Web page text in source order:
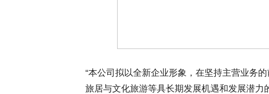
“本公司拟以全新企业形象，在坚持主营业务
旅居与文化旅游等具长期发展机遇和发展潜力